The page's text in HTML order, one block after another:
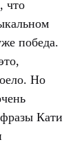
что
победа.
Но
Кати